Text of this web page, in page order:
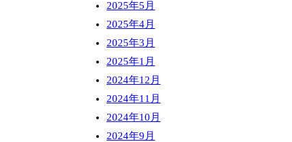
2025年5月
2025年4月
2025年3月
2025年1月
2024年12月
2024年11月
2024年10月
2024年9月